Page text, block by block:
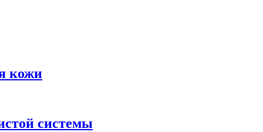
кожи
системы